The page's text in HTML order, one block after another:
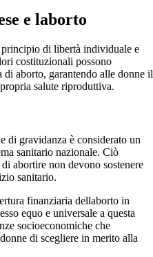
e laborto
di libertà individuale e
costituzionali possono
aborto, garantendo alle donne il
salute riproduttiva.
di gravidanza è considerato un
sanitario nazionale. Ciò
abortire non devono sostenere
sanitario.
finanziaria dellaborto in
equo e universale a questa
socioeconomiche che
di scegliere in merito alla